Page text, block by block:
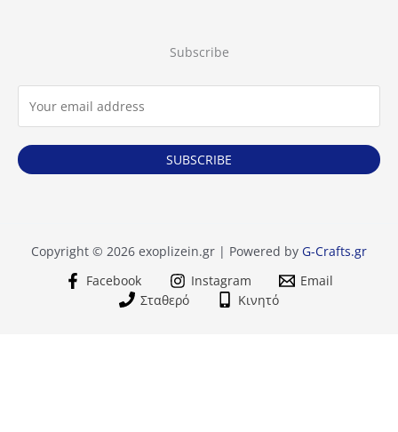
Subscribe
SUBSCRIBE
Copyright © 2026 exoplizein.gr | Powered by G-Crafts.gr
Facebook
Instagram
Email
Σταθερό
Κινητό